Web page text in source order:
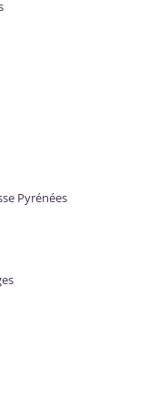
Pyrénées